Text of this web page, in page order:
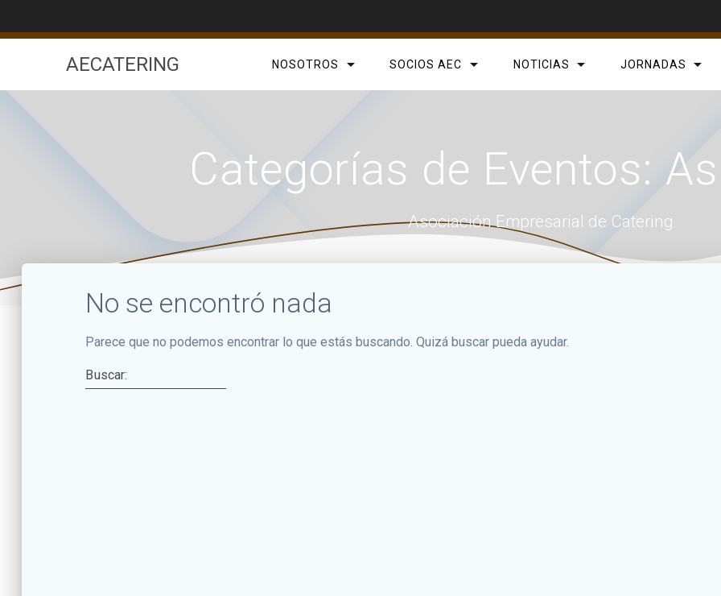
AECATERING NOSOTROS SOCIOS AEC NOTICIAS JORNADAS
Categorías de Eventos:
Asociación Empresarial de Catering
No se encontró nada
Parece que no podemos encontrar lo que estás buscando. Quizá buscar pueda ayudar.
Buscar: